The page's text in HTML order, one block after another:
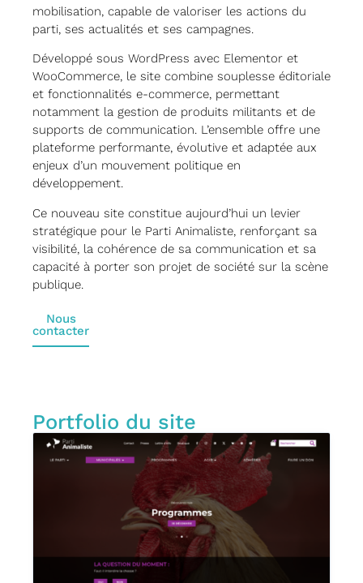
mobilisation, capable de valoriser les actions du
parti, ses actualités et ses campagnes.
Développé sous WordPress avec Elementor et
WooCommerce, le site combine souplesse éditoriale
et fonctionnalités e-commerce, permettant
notamment la gestion de produits militants et de
supports de communication. L’ensemble offre une
plateforme performante, évolutive et adaptée aux
enjeux d’un mouvement politique en
développement.
Ce nouveau site constitue aujourd’hui un levier
stratégique pour le Parti Animaliste, renforçant sa
visibilité, la cohérence de sa communication et sa
capacité à porter son projet de société sur la scène
publique.
Nous
contacter
Portfolio du site